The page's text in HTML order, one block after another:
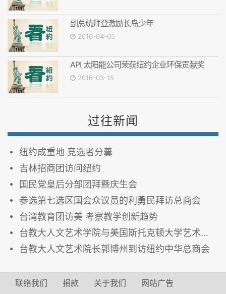
副总统拜登激励长岛少年
2016-04-05
API 太阳能公司荣获纽约企业环保贡献奖
2016-03-15
过往新闻
纽约成重地 竞选者分羹
吉林招商团访问纽约
国民党皇后分部团拜曁庆生会
参选第七选区国会众议员的利勇民拜访总商会
台湾教育团访美 考察教学创新趋势
台教大人文艺术学院与美国斯托克顿大学艺术与人文学院结为友好学院
台教大人文艺术院长郭博州到访纽约中华总商会
联络我们 捐款 关于我们 网站广告